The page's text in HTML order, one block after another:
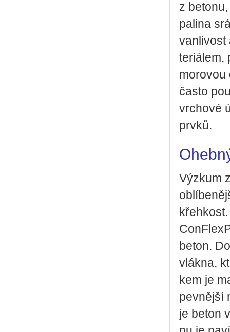
z
pa­li­na
van­li­vost
te­ri­á­lem,
mo­ro­vou
často
vr­cho­vé
prvků.
Vý­zkum
beton.
vlák­na,
kem je
pev­něj­ší
je beton